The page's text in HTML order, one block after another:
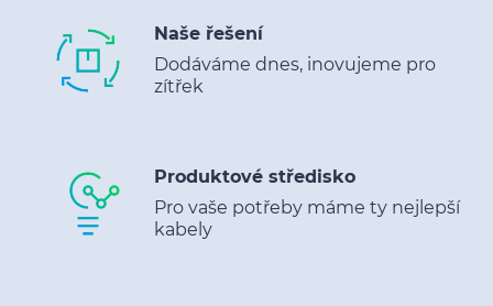
Naše řešení
Dodáváme dnes, inovujeme pro
zítřek
Produktové středisko
Pro vaše potřeby máme ty nejlepší
kabely